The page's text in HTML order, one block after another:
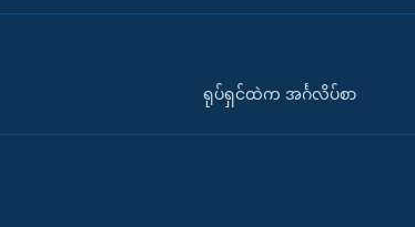
ရုပ်ရှင်ထဲက အင်္ဂလိပ်စာ